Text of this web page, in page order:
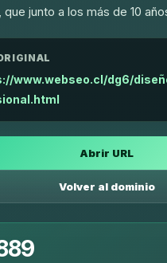
que junto a los más de 10
www.webseo.cl/dg6/
Abrir URL
Volver al dominio